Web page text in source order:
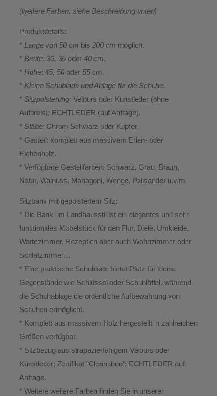
(weitere Farben: siehe Beschreibung unten)
Produktdetails:
* Länge von 50 cm bis 200 cm möglich.
* Breite: 30, 35 oder 40 cm.
* Höhe: 45, 50 oder 55 cm.
* Kleine Schublade und Ablage für die Schuhe.
* Sitzpolsterung: Velours oder Kunstleder (ohne
Aufpreis); ECHTLEDER (auf Anfrage).
* Stäbe: Chrom Schwarz oder Kupfer.
* Gestell: komplett aus massivem Erlen- oder
Eichenholz.
* Verfügbare Gestellfarben: Schwarz, Grau, Braun,
Natur, Walnuss, Mahagoni, Wenge, Palisander u.v.m.
Sitzbank mit gepolstertem Sitz:
* Die Bank im Landhausstil ist ein elegantes und sehr
funktionales Möbelstück für den Flur, Diele, Umkleide,
Wartezimmer, Rezeption aber auch Wohnzimmer oder
Schlafzimmer…
* Eine praktische Schublade bietet Platz für kleine
Gegenstände wie Schlüssel oder Schuhlöffel, während
die Schuhablage die ordentliche Aufbewahrung von
Schuhen ermöglicht.
* Komplett aus massivem Holz hergestellt in zahlreichen
Größen verfügbar.
* Sitzbezug aus strapazierfähigem Velours oder
Kunstleder; Zertifikat “Cleanaboo”; ECHTLEDER auf
Anfrage.
* Weitere weitere Farben finden Sie in unserer